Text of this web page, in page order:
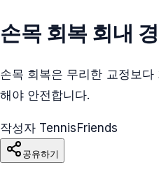
손목 회복 회내
손목 회복은 무리한 교정보
해야 안전합니다.
작성자 TennisFriends
공유하기